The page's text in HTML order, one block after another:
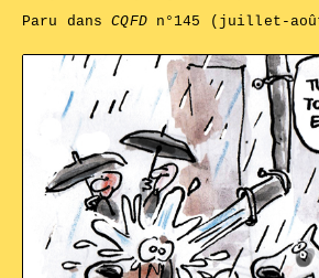
Paru dansCQFDn°145 (juillet-